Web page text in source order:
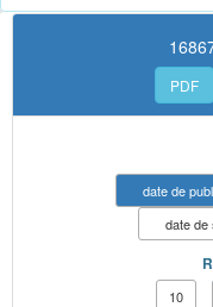
PDF
date de
date de
10